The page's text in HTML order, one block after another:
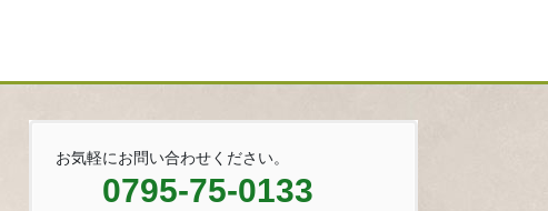
お気軽にお問い合わせください。
0795-75-0133